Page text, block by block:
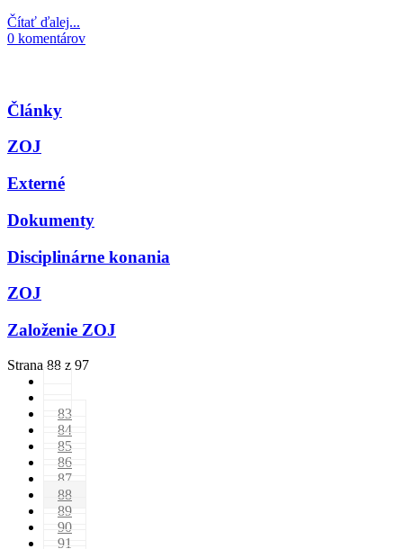
Čítať ďalej...
0 komentárov
Články
ZOJ
Externé
Dokumenty
Disciplinárne konania
ZOJ
Založenie ZOJ
Strana 88 z 97
83
84
85
86
87
88
89
90
91